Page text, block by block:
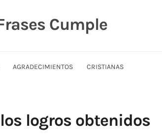
Cumple
AGRADECIMIENTOS CRISTIANAS
logros obtenidos